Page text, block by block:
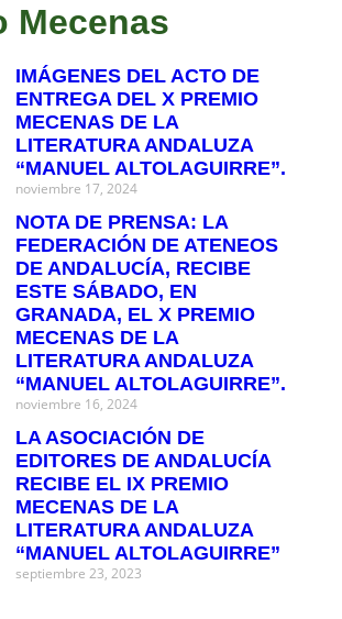
Mecenas
IMÁGENES DEL ACTO DE
ENTREGA DEL X PREMIO
MECENAS DE LA
LITERATURA ANDALUZA
“MANUEL ALTOLAGUIRRE”.
noviembre 17, 2024
NOTA DE PRENSA: LA
FEDERACIÓN DE ATENEOS
DE ANDALUCÍA, RECIBE
ESTE SÁBADO, EN
GRANADA, EL X PREMIO
MECENAS DE LA
LITERATURA ANDALUZA
“MANUEL ALTOLAGUIRRE”.
noviembre 16, 2024
LA ASOCIACIÓN DE
EDITORES DE ANDALUCÍA
RECIBE EL IX PREMIO
MECENAS DE LA
LITERATURA ANDALUZA
“MANUEL ALTOLAGUIRRE”
septiembre 23, 2023